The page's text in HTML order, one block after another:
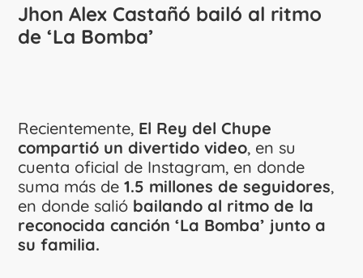
Jhon Alex Castañó bailó al ritmo
de ‘La Bomba’
Recientemente, El Rey del Chupe
compartió un divertido video, en su
cuenta oficial de Instagram, en donde
suma más de 1.5 millones de seguidores,
en donde salió bailando al ritmo de la
reconocida canción ‘La Bomba’ junto a
su familia.